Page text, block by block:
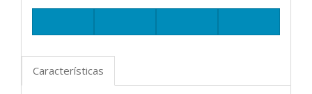
Características